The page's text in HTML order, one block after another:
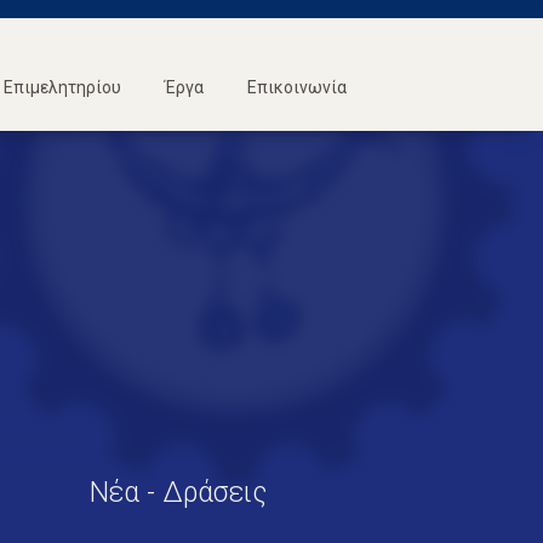
Έργα Επικοινωνία
Νέα - Δράσεις